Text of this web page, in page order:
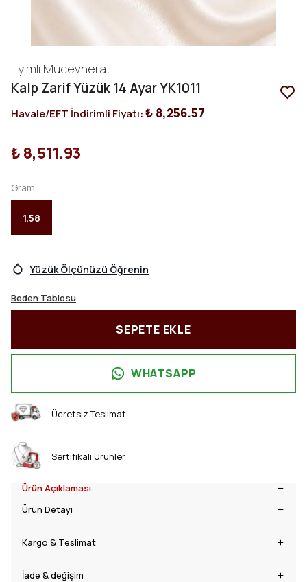
Eyimli Mucevherat
Kalp Zarif Yüzük 14 Ayar YK1011
Havale/EFT İndirimli Fiyatı:₺ 8,256.57
₺ 8,511.93
Gram
1.58
Yüzük Ölçünüzü Öğrenin
Beden Tablosu
SEPETE EKLE
WHATSAPP
Ücretsiz Teslimat
Sertifikalı Ürünler
Ürün Açıklaması
Ürün Detayı
Kargo & Teslimat
İade & değişim